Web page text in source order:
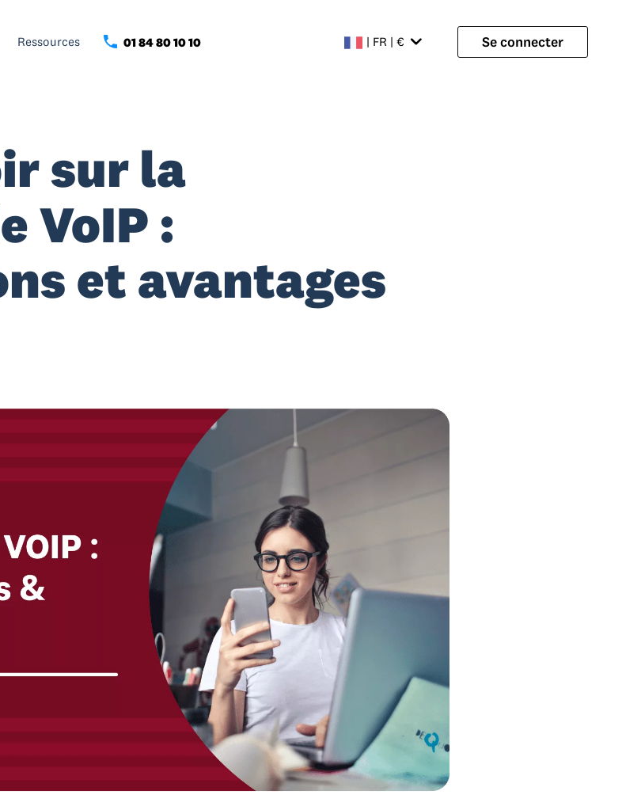
Ressources 01 84 80 10 10 | FR | € Se connecter
sur la
VoIP :
et avantages